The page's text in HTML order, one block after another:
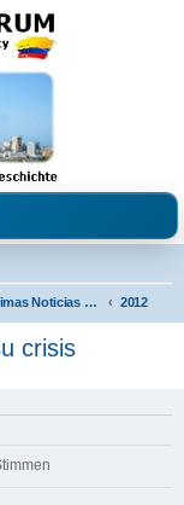
und Venezuela.
Las Últimas Noticias en Español 2012
crisis